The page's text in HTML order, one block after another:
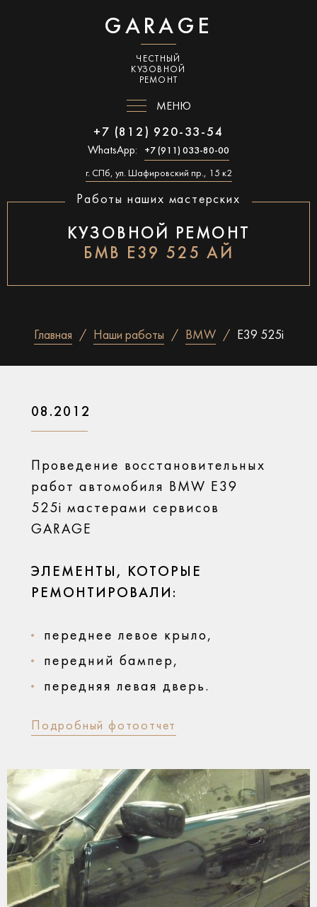
GARAGE
ЧЕСТНЫЙ
КУЗОВНОЙ
РЕМОНТ
МЕНЮ
+7 (812) 920-33-54
WhatsApp: +7 (911) 033-80-00
г. СПб, ул. Шафировский пр., 15 к2
Работы наших мастерских
КУЗОВНОЙ РЕМОНТ
БМВ Е39 525 АЙ
Главная Наши работы BMW E39 525i
08.2012
Проведение восстановительных
работ автомобиля BMW E39
525i мастерами сервисов
GARAGE
ЭЛЕМЕНТЫ, КОТОРЫЕ
РЕМОНТИРОВАЛИ:
переднее левое крыло,
передний бампер,
передняя левая дверь.
Подробный фотоотчет